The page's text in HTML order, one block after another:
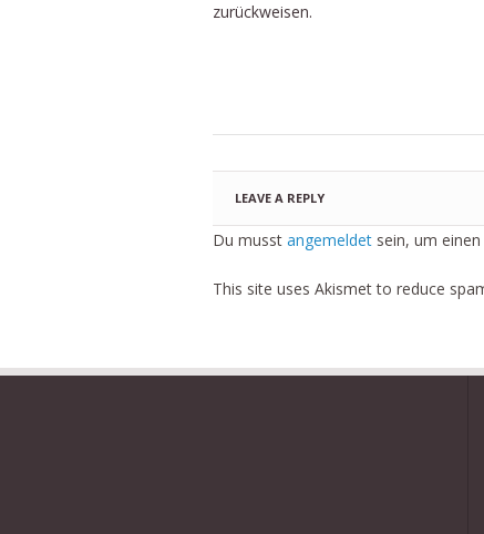
zurückweisen.
LEAVE A REPLY
Du musst angemeldet sein, um
This site uses Akismet to reduce